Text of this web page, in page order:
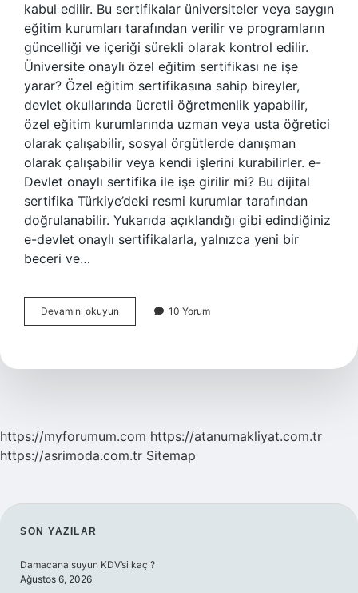
kabul edilir. Bu sertifikalar üniversiteler veya saygın
eğitim kurumları tarafından verilir ve programların
güncelliği ve içeriği sürekli olarak kontrol edilir.
Üniversite onaylı özel eğitim sertifikası ne işe
yarar? Özel eğitim sertifikasına sahip bireyler,
devlet okullarında ücretli öğretmenlik yapabilir,
özel eğitim kurumlarında uzman veya usta öğretici
olarak çalışabilir, sosyal örgütlerde danışman
olarak çalışabilir veya kendi işlerini kurabilirler. e-
Devlet onaylı sertifika ile işe girilir mi? Bu dijital
sertifika Türkiye’deki resmi kurumlar tarafından
doğrulanabilir. Yukarıda açıklandığı gibi edindiğiniz
e-devlet onaylı sertifikalarla, yalnızca yeni bir
beceri ve…
Devamını okuyun Üniversite
Onaylı
Yarar
10 Yorum
https://myforumum.com https://atanurnakliyat.com.tr
https://asrimoda.com.tr Sitemap
SIDEBAR
SON YAZILAR
Damacana suyun KDV’si kaç ?
Ağustos 6, 2026